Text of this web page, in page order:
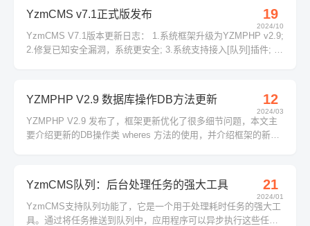
集; 6.更新系统icon图标库，新增多个图标; 7.修复会员充值金额
精度问题; 8.修复文件缓存在命令行模式下权限问题; 9.模块管理
功能未安装的模块支持显示模块信息...
19
2024/10
YzmCMS v7.1正式版发布
YzmCMS V7.1版本更新日志： 1.系统框架升级为YZMPHP v2.9;
2.修复已知安全漏洞，系统更安全; 3.系统支持接入[队列]插件; 4.
12
2024/03
YZMPHP V2.9 数据库操作DB方法更新
YZMPHP V2.9 发布了，框架更新优化了很多细节问题，本文主
要介绍更新的DB操作类 wheres 方法的使用，并介绍框架的新版
21
2024/01
YzmCMS队列：后台处理任务的强大工具
YzmCMS支持队列功能了，它是一个用于处理耗时任务的强大工
具。通过将任务推送到队列中，应用程序可以异步执行这些任